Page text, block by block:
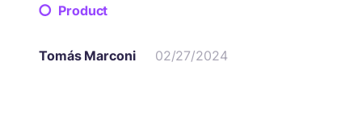
Product
Tomás Marconi 02/27/2024